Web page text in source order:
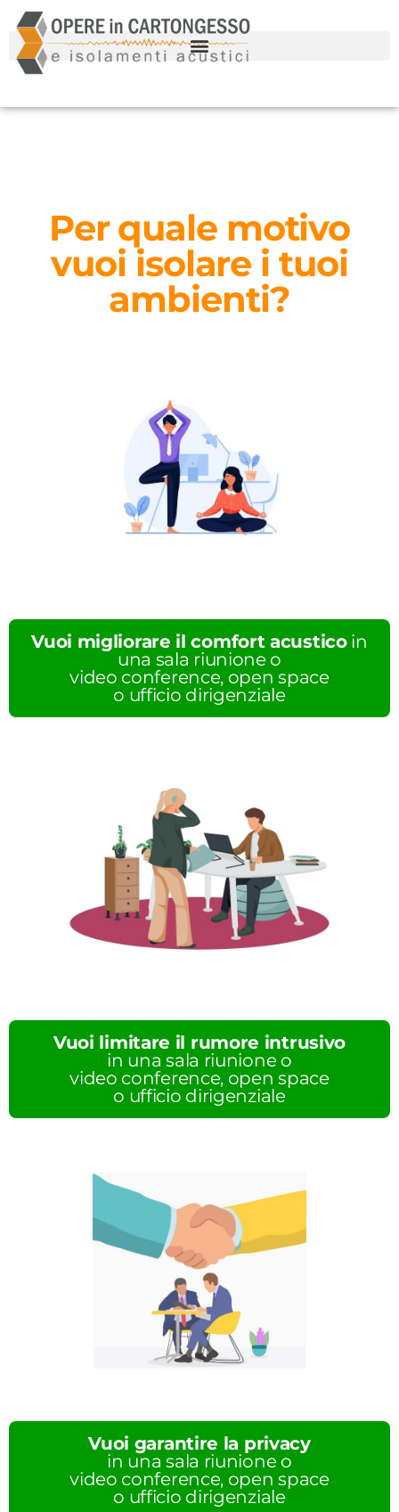
Per quale motivo
vuoi isolare i tuoi
ambienti?
Vuoi migliorare il comfort acusticoin
una sala riunione o
video conference, open space
o ufficio dirigenziale
Vuoi limitare il rumore intrusivo
in una sala riunione o
video conference, open space
o ufficio dirigenziale
Vuoi garantire la privacy
in una sala riunione o
video conference, open space
o ufficio dirigenziale